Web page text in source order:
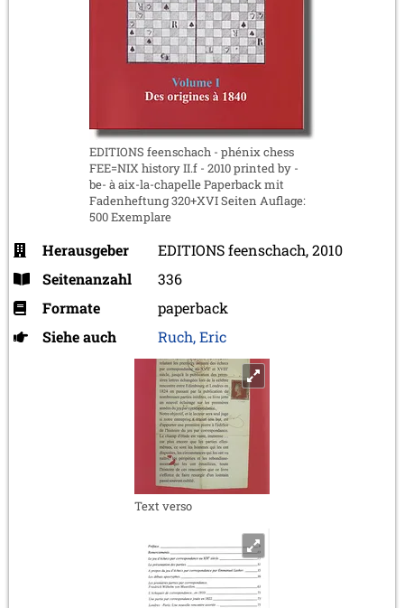
EDITIONS feenschach - phénix chess
FEE=NIX history II.f - 2010 printed by -
be- à aix-la-chapelle Paperback mit
Fadenheftung 320+XVI Seiten Auflage:
500 Exemplare
Herausgeber
EDITIONS feenschach, 2010
Seitenanzahl
336
Formate
paperback
Siehe auch
Ruch, Eric
Text verso